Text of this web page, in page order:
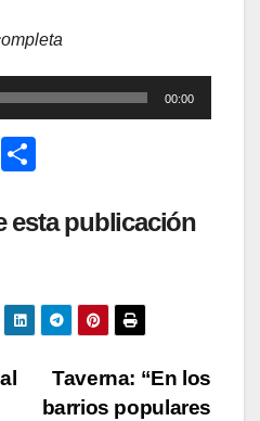
00:00
C
m
ar
tir
esta publicación
Taverna: “En los
barrios populares